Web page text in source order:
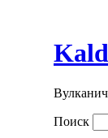
Поиск